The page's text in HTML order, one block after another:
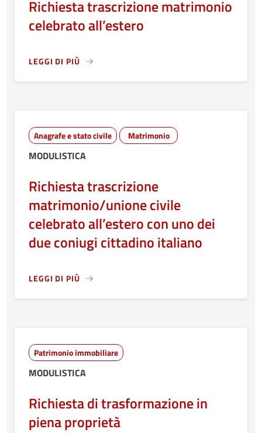
Richiesta trascrizione matrimonio
celebrato all’estero
LEGGI DI PIÙ
LEGGI ANCORA RIGUARDO A: RICHIESTA TRASCRIZIONE
Anagrafe e stato civile Matrimonio
MODULISTICA
Richiesta trascrizione
matrimonio/unione civile
celebrato all’estero con uno dei
due coniugi cittadino italiano
LEGGI DI PIÙ
LEGGI ANCORA RIGUARDO A: RICHIESTA TRASCRIZIONE
Patrimonio immobiliare
MODULISTICA
Richiesta di trasformazione in
piena proprietà